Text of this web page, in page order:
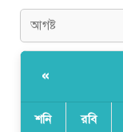
«
শনি রবি